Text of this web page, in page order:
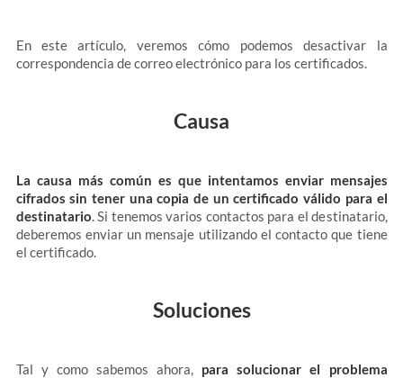
En este artículo, veremos cómo podemos desactivar la
correspondencia de correo electrónico para los certificados.
Causa
La causa más común es que intentamos enviar mensajes
cifrados sin tener una copia de un certificado válido para el
destinatario. Si tenemos varios contactos para el destinatario,
deberemos enviar un mensaje utilizando el contacto que tiene
el certificado.
Soluciones
Tal y como sabemos ahora, para solucionar el problema